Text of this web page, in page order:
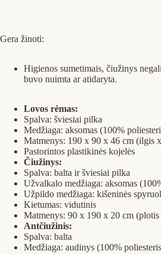
Gera žinoti:
Higienos sumetimais, čiužinys
buvo nuimta ar atidaryta.
Lovos rėmas:
Spalva: šviesiai pilka
Medžiaga: aksomas (100%
Matmenys: 190 x 90 x 46 cm (ilgis
Pastorintos plastikinės kojelės
Čiužinys:
Spalva: balta ir šviesiai pilka
Užvalkalo medžiaga: aksomas
Užpildo medžiaga: kišeninės
Kietumas: vidutinis
Matmenys: 90 x 190 x 20 cm
Antčiužinis:
Spalva: balta
Medžiaga: audinys (100%